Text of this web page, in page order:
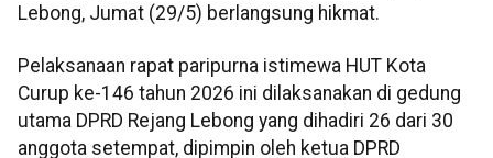
Lebong, Jumat (29/5) berlangsung hikmat.
Pelaksanaan rapat paripurna istimewa HUT Kota
Curup ke-146 tahun 2026 ini dilaksanakan di gedung
utama DPRD Rejang Lebong yang dihadiri 26 dari 30
anggota setempat, dipimpin oleh ketua DPRD